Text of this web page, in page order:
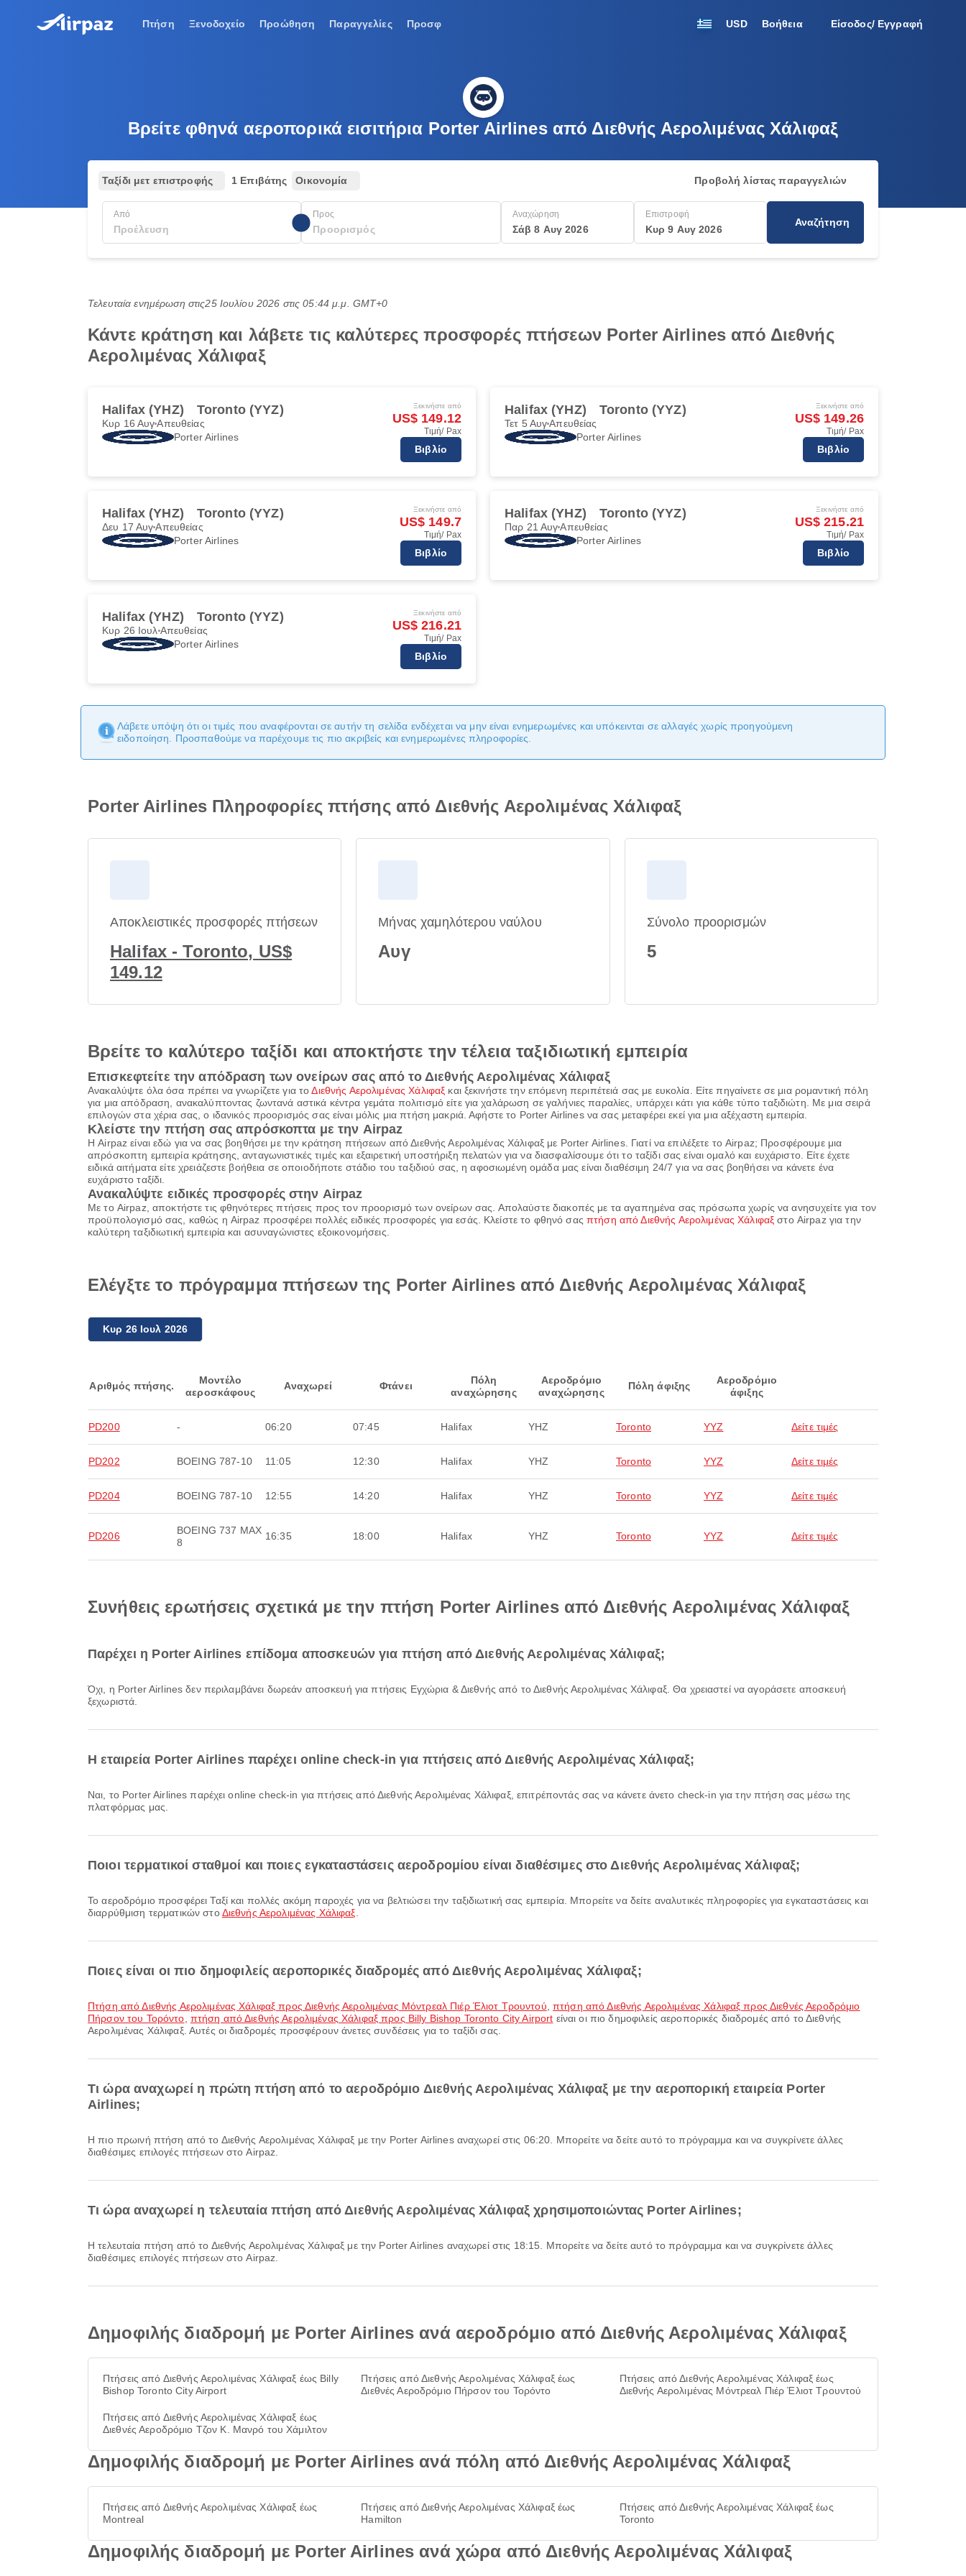
Πτήση Ξενοδοχείο Προώθηση Παραγγελίες Προσφ USD Βοήθεια Είσοδος/ Εγγραφή
Βρείτε φθηνά αεροπορικά εισιτήρια Porter Airlines από Διεθνής Αερολιμένας Χάλιφαξ
Ταξίδι μετ επιστροφής 1 Επιβάτης Οικονομία Προβολή λίστας παραγγελιών
Από Προς Αναχώρηση
Σάβ 8 Αυγ 2026
Επιστροφή
Κυρ 9 Αυγ 2026
Αναζήτηση
Τελευταία ενημέρωση στις25 Ιουλίου 2026 στις 05:44 μ.μ. GMT+0
Κάντε κράτηση και λάβετε τις καλύτερες προσφορές πτήσεων Porter Airlines από Διεθνής
Αερολιμένας Χάλιφαξ
Halifax (YHZ) Toronto (YYZ)
Κυρ 16 ΑυγΑπευθείας
Porter Airlines
Ξεκινήστε από
US$ 149.12
Τιμή/ Pax
Βιβλίο
Halifax (YHZ) Toronto (YYZ)
Τετ 5 ΑυγΑπευθείας
Porter Airlines
Ξεκινήστε από
US$ 149.26
Τιμή/ Pax
Βιβλίο
Halifax (YHZ) Toronto (YYZ)
Δευ 17 ΑυγΑπευθείας
Porter Airlines
Ξεκινήστε από
US$ 149.7
Τιμή/ Pax
Βιβλίο
Halifax (YHZ) Toronto (YYZ)
Παρ 21 ΑυγΑπευθείας
Porter Airlines
Ξεκινήστε από
US$ 215.21
Τιμή/ Pax
Βιβλίο
Halifax (YHZ) Toronto (YYZ)
Κυρ 26 Ιουλ Απευθείας
Porter Airlines
Ξεκινήστε από
US$ 216.21
Τιμή/ Pax
Βιβλίο
Λάβετε υπόψη ότι οι τιμές που αναφέρονται σε αυτήν τη σελίδα ενδέχεται να μην είναι ενημερωμένες και υπόκεινται σε αλλαγές χωρίς προηγούμενη
ειδοποίηση. Προσπαθούμε να παρέχουμε τις πιο ακριβείς και ενημερωμένες πληροφορίες.
Porter Airlines Πληροφορίες πτήσης από Διεθνής Αερολιμένας Χάλιφαξ
Αποκλειστικές προσφορές πτήσεων
Halifax - Toronto, US$
149.12
Μήνας χαμηλότερου ναύλου
Αυγ
Σύνολο προορισμών
5
Βρείτε το καλύτερο ταξίδι και αποκτήστε την τέλεια ταξιδιωτική εμπειρία
Επισκεφτείτε την απόδραση των ονείρων σας από το Διεθνής Αερολιμένας Χάλιφαξ
Ανακαλύψτε όλα όσα πρέπει να γνωρίζετε για τοΔιεθνής Αερολιμένας Χάλιφαξ και ξεκινήστε την επόμενη περιπέτειά σας με ευκολία. Είτε πηγαίνετε σε μια ρομαντική πόλη
για μια απόδραση, ανακαλύπτοντας ζωντανά αστικά κέντρα γεμάτα πολιτισμό είτε για χαλάρωση σε γαλήνιες παραλίες, υπάρχει κάτι για κάθε τύπο ταξιδιώτη. Με μια σειρά
επιλογών στα χέρια σας, ο ιδανικός προορισμός σας είναι μόλις μια πτήση μακριά. Αφήστε το Porter Airlines να σας μεταφέρει εκεί για μια αξέχαστη εμπειρία.
Κλείστε την πτήση σας απρόσκοπτα με την Airpaz
Η Airpaz είναι εδώ για να σας βοηθήσει με την κράτηση πτήσεων από Διεθνής Αερολιμένας Χάλιφαξ με Porter Airlines. Γιατί να επιλέξετε το Airpaz; Προσφέρουμε μια
απρόσκοπτη εμπειρία κράτησης, ανταγωνιστικές τιμές και εξαιρετική υποστήριξη πελατών για να διασφαλίσουμε ότι το ταξίδι σας είναι ομαλό και ευχάριστο. Είτε έχετε
ειδικά αιτήματα είτε χρειάζεστε βοήθεια σε οποιοδήποτε στάδιο του ταξιδιού σας, η αφοσιωμένη ομάδα μας είναι διαθέσιμη 24/7 για να σας βοηθήσει να κάνετε ένα
ευχάριστο ταξίδι.
Ανακαλύψτε ειδικές προσφορές στην Airpaz
Με το Airpaz, αποκτήστε τις φθηνότερες πτήσεις προς τον προορισμό των ονείρων σας. Απολαύστε διακοπές με τα αγαπημένα σας πρόσωπα χωρίς να ανησυχείτε για τον
προϋπολογισμό σας, καθώς η Airpaz προσφέρει πολλές ειδικές προσφορές για εσάς. Κλείστε το φθηνό σαςπτήση από Διεθνής Αερολιμένας Χάλιφαξ στο Airpaz για την
καλύτερη ταξιδιωτική εμπειρία και ασυναγώνιστες εξοικονομήσεις.
Ελέγξτε το πρόγραμμα πτήσεων της Porter Airlines από Διεθνής Αερολιμένας Χάλιφαξ
Κυρ 26 Ιουλ 2026
Αριθμός πτήσης.
Μοντέλο
αεροσκάφους
Αναχωρεί Φτάνει
Πόλη
αναχώρησης
Αεροδρόμιο
αναχώρησης
Πόλη άφιξης
Αεροδρόμιο
άφιξης
PD200 - 06:20 07:45 Halifax YHZ Toronto YYZ Δείτε τιμές
PD202 BOEING 787-10 11:05 12:30 Halifax YHZ Toronto YYZ Δείτε τιμές
PD204 BOEING 787-10 12:55 14:20 Halifax YHZ Toronto YYZ Δείτε τιμές
PD206
BOEING 737 MAX
8
16:35 18:00 Halifax YHZ Toronto YYZ Δείτε τιμές
Συνήθεις ερωτήσεις σχετικά με την πτήση Porter Airlines από Διεθνής Αερολιμένας Χάλιφαξ
Παρέχει η Porter Airlines επίδομα αποσκευών για πτήση από Διεθνής Αερολιμένας Χάλιφαξ;
Όχι, η Porter Airlines δεν περιλαμβάνει δωρεάν αποσκευή για πτήσεις Εγχώρια & Διεθνής από το Διεθνής Αερολιμένας Χάλιφαξ. Θα χρειαστεί να αγοράσετε αποσκευή
ξεχωριστά.
Η εταιρεία Porter Airlines παρέχει online check-in για πτήσεις από Διεθνής Αερολιμένας Χάλιφαξ;
Ναι, το Porter Airlines παρέχει online check-in για πτήσεις από Διεθνής Αερολιμένας Χάλιφαξ, επιτρέποντάς σας να κάνετε άνετο check-in για την πτήση σας μέσω της
πλατφόρμας μας.
Ποιοι τερματικοί σταθμοί και ποιες εγκαταστάσεις αεροδρομίου είναι διαθέσιμες στο Διεθνής Αερολιμένας Χάλιφαξ;
Το αεροδρόμιο προσφέρει Ταξί και πολλές ακόμη παροχές για να βελτιώσει την ταξιδιωτική σας εμπειρία. Μπορείτε να δείτε αναλυτικές πληροφορίες για εγκαταστάσεις και
διαρρύθμιση τερματικών στοΔιεθνής Αερολιμένας Χάλιφαξ
Ποιες είναι οι πιο δημοφιλείς αεροπορικές διαδρομές από Διεθνής Αερολιμένας Χάλιφαξ;
πτήση από Διεθνής Αερολιμένας Χάλιφαξ προς Διεθνής Αερολιμένας Μόντρεαλ Πιέρ Έλιοτ Τρουντού ,πτήση από Διεθνής Αερολιμένας Χάλιφαξ προς Διεθνές Αεροδρόμιο
Πήρσον του Τορόντο πτήση από Διεθνής Αερολιμένας Χάλιφαξ προς Billy Bishop Toronto City Airport είναι οι πιο δημοφιλείς αεροπορικές διαδρομές από το Διεθνής
Αερολιμένας Χάλιφαξ. Αυτές οι διαδρομές προσφέρουν άνετες συνδέσεις για το ταξίδι σας.
Τι ώρα αναχωρεί η πρώτη πτήση από το αεροδρόμιο Διεθνής Αερολιμένας Χάλιφαξ με την αεροπορική εταιρεία Porter
Airlines;
Η πιο πρωινή πτήση από το Διεθνής Αερολιμένας Χάλιφαξ με την Porter Airlines αναχωρεί στις 06:20. Μπορείτε να δείτε αυτό το πρόγραμμα και να συγκρίνετε άλλες
διαθέσιμες επιλογές πτήσεων στο Airpaz.
Τι ώρα αναχωρεί η τελευταία πτήση από Διεθνής Αερολιμένας Χάλιφαξ χρησιμοποιώντας Porter Airlines;
Η τελευταία πτήση από το Διεθνής Αερολιμένας Χάλιφαξ με την Porter Airlines αναχωρεί στις 18:15. Μπορείτε να δείτε αυτό το πρόγραμμα και να συγκρίνετε άλλες
διαθέσιμες επιλογές πτήσεων στο Airpaz.
Δημοφιλής διαδρομή με Porter Airlines ανά αεροδρόμιο από Διεθνής Αερολιμένας Χάλιφαξ
Πτήσεις από Διεθνής Αερολιμένας Χάλιφαξ έως Billy
Bishop Toronto City Airport
Πτήσεις από Διεθνής Αερολιμένας Χάλιφαξ έως
Διεθνές Αεροδρόμιο Πήρσον του Τορόντο
Πτήσεις από Διεθνής Αερολιμένας Χάλιφαξ έως
Διεθνής Αερολιμένας Μόντρεαλ Πιέρ Έλιοτ Τρουντού
Πτήσεις από Διεθνής Αερολιμένας Χάλιφαξ έως
Διεθνές Αεροδρόμιο Τζον Κ. Μανρό του Χάμιλτον
Δημοφιλής διαδρομή με Porter Airlines ανά πόλη από Διεθνής Αερολιμένας Χάλιφαξ
Πτήσεις από Διεθνής Αερολιμένας Χάλιφαξ έως
Montreal
Πτήσεις από Διεθνής Αερολιμένας Χάλιφαξ έως
Hamilton
Πτήσεις από Διεθνής Αερολιμένας Χάλιφαξ έως
Toronto
Δημοφιλής διαδρομή με Porter Airlines ανά χώρα από Διεθνής Αερολιμένας Χάλιφαξ